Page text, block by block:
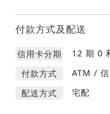
付款方式及配送
信用卡分期 12 期 0
付款方式
ATM /
配送方式
宅配